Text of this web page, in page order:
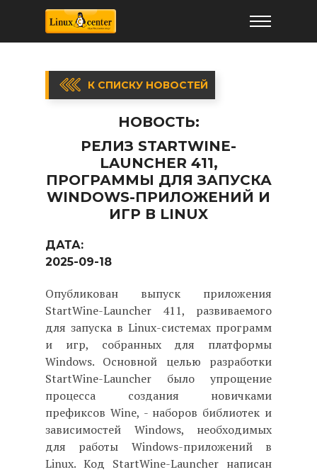
К СПИСКУ НОВОСТЕЙ
НОВОСТЬ:
РЕЛИЗ STARTWINE-
LAUNCHER 411,
ПРОГРАММЫ ДЛЯ ЗАПУСКА
WINDOWS-ПРИЛОЖЕНИЙ И
ИГР В LINUX
ДАТА:
2025-09-18
Опубликован выпуск приложения
StartWine-Launcher 411, развиваемого
для запуска в Linux-системах программ
и игр, собранных для платформы
Windows. Основной целью разработки
StartWine-Launcher было упрощение
процесса создания новичками
префиксов Wine, - наборов библиотек и
зависимостей Windows, необходимых
для работы Windows-приложений в
Linux. Код StartWine-Launcher написан